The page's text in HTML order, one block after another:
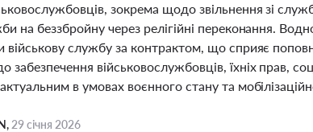
зокрема щодо звільнення зі
на беззбройну через релігійні переконання.
військову службу за контрактом, що сприяє
забезпечення військовослужбовців, їхніх прав,
в умовах воєнного стану та
29 січня 2026